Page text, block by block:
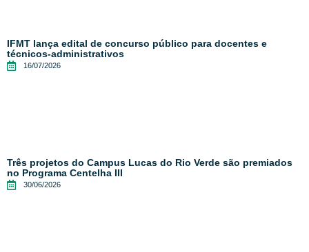
IFMT lança edital de concurso público para docentes e
técnicos-administrativos
16/07/2026
Três projetos do Campus Lucas do Rio Verde são premiados
no Programa Centelha III
30/06/2026